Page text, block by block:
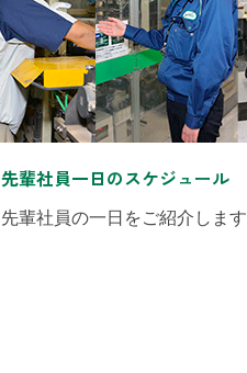
先輩社員一日のスケジュール
先輩社員の一日をご紹介します